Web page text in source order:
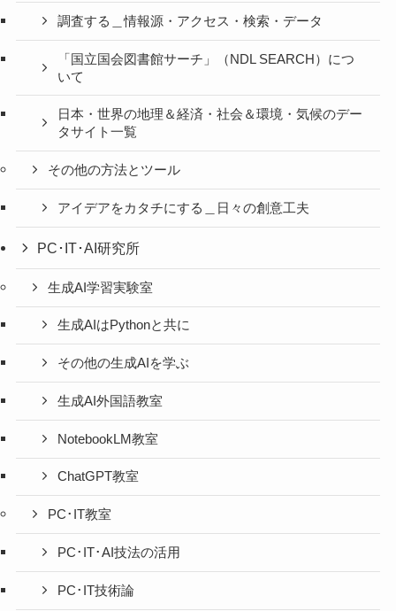
調査する＿情報源・アクセス・検索・データ
「国立国会図書館サーチ」（NDL SEARCH）につ
いて
日本・世界の地理＆経済・社会＆環境・気候のデー
タサイト一覧
その他の方法とツール
アイデアをカタチにする＿日々の創意工夫
PC･IT･AI研究所
生成AI学習実験室
生成AIはPythonと共に
その他の生成AIを学ぶ
生成AI外国語教室
NotebookLM教室
ChatGPT教室
PC･IT教室
PC･IT･AI技法の活用
PC･IT技術論